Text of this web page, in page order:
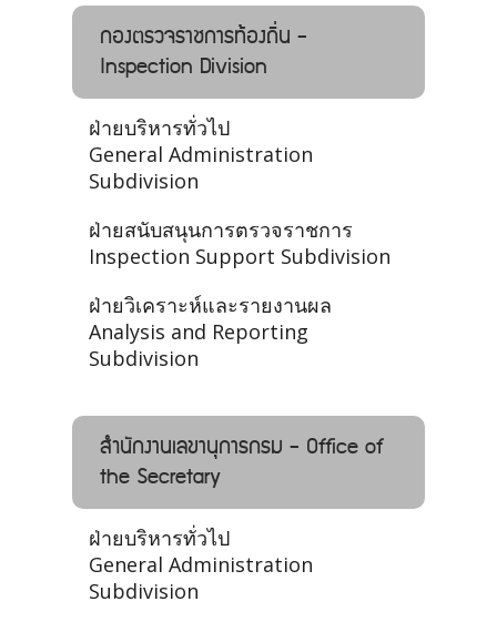
กองตรวจราชการท้องถิ่น -
Inspection Division
ฝ่ายบริหารทั่วไป
General Administration
Subdivision
ฝ่ายสนับสนุนการตรวจราชการ
Inspection Support Subdivision
ฝ่ายวิเคราะห์และรายงานผล
Analysis and Reporting
Subdivision
สำนักงานเลขานุการกรม - Office of
the Secretary
ฝ่ายบริหารทั่วไป
General Administration
Subdivision